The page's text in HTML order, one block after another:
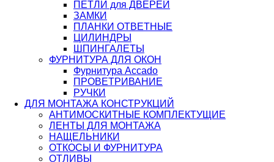
ПЕТЛИ для ДВЕРЕЙ
ЗАМКИ
ПЛАНКИ ОТВЕТНЫЕ
ЦИЛИНДРЫ
ШПИНГАЛЕТЫ
ФУРНИТУРА ДЛЯ ОКОН
Фурнитура Accado
ПРОВЕТРИВАНИЕ
РУЧКИ
ДЛЯ МОНТАЖА КОНСТРУКЦИЙ
АНТИМОСКИТНЫЕ КОМПЛЕКТУЩИЕ
ЛЕНТЫ ДЛЯ МОНТАЖА
НАЩЕЛЬНИКИ
ОТКОСЫ И ФУРНИТУРА
ОТЛИВЫ